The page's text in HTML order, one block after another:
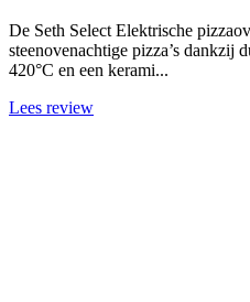
De Seth Select Elektrische
steenovenachtige pizza’s dankzij
420°C en een kerami...
Lees review